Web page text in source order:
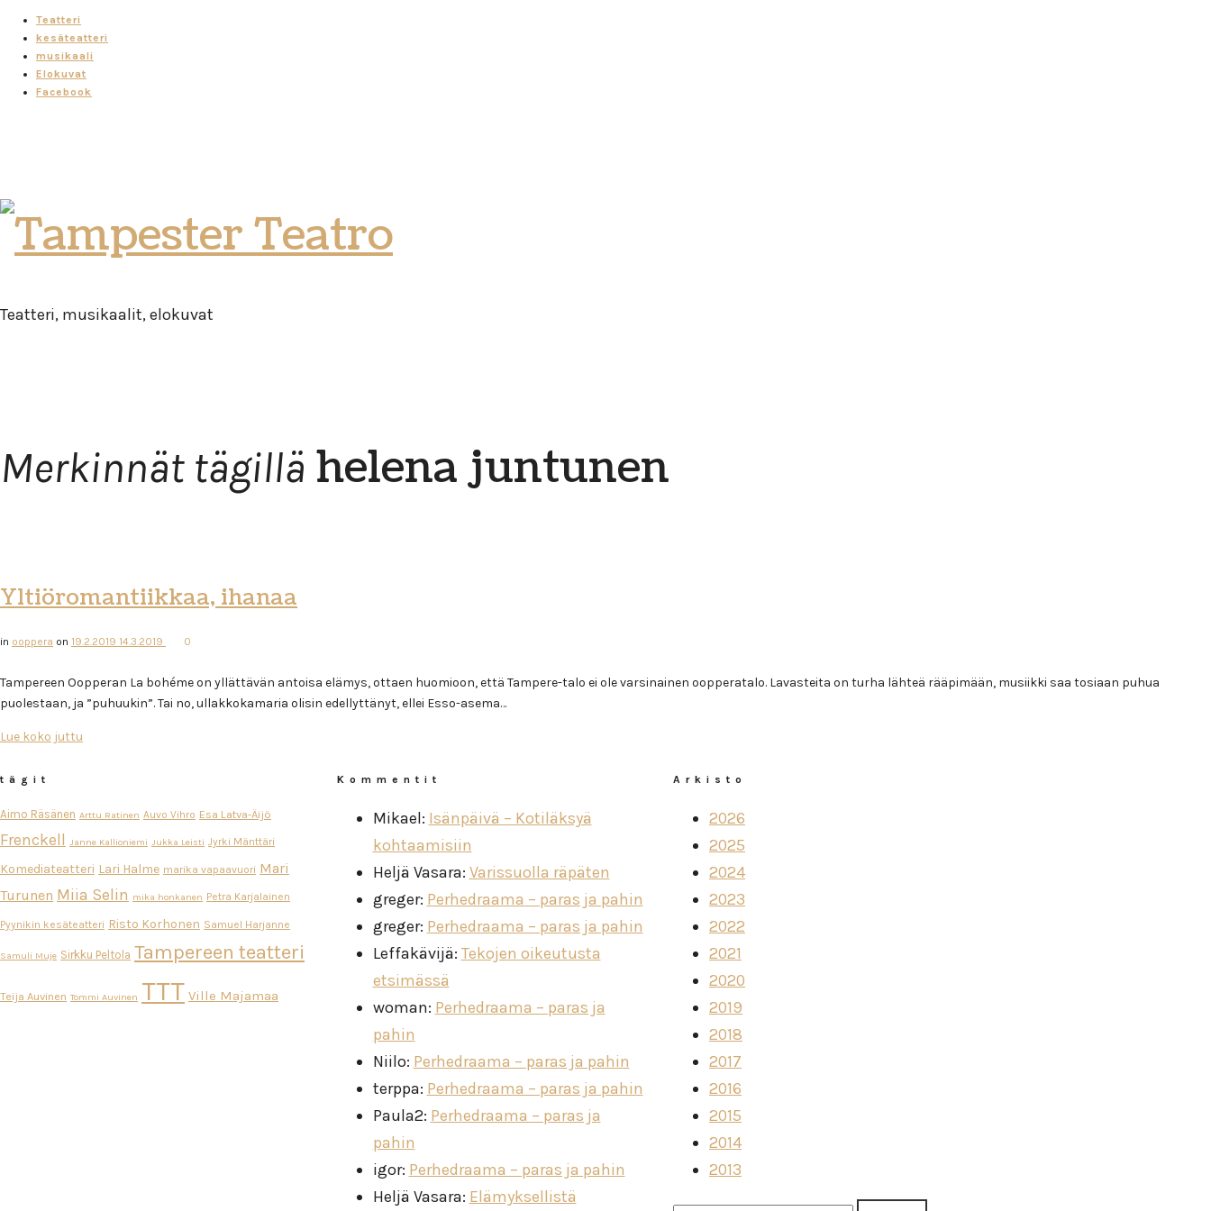
Teatteri
kesäteatteri
musikaali
Elokuvat
Facebook
Tampester
Teatro
Teatteri, musikaalit, elokuvat
Merkinnät tägillä helena juntunen
Yltiöromantiikkaa, ihanaa
in ooppera on 19.2.2019 14.3.2019 0
Tampereen Oopperan La bohéme on yllättävän antoisa elämys, ottaen huomioon, että Tampere-talo ei ole varsinainen oopperatalo. Lavasteita on turha lähteä rääpimään, musiikki saa tosiaan puhua
puolestaan, ja ”puhuukin”. Tai no, ullakkokamaria olisin edellyttänyt, ellei Esso-asema…
Lue koko juttu
tägit
Aimo Räsänen Arttu Ratinen Auvo Vihro Esa Latva-Äijö
Frenckell Janne Kallioniemi Jukka Leisti Jyrki Mänttäri
Komediateatteri Lari Halme marika vapaavuori Mari
Turunen Miia Selin mika honkanen Petra Karjalainen
Pyynikin kesäteatteri Risto Korhonen Samuel Harjanne
Samuli Muje Sirkku Peltola Tampereen teatteri
Teija Auvinen Tommi Auvinen TTT Ville Majamaa
Kommentit
Mikael: Isänpäivä – Kotiläksyä
kohtaamisiin
Heljä Vasara: Varissuolla räpäten
greger: Perhedraama – paras ja pahin
greger: Perhedraama – paras ja pahin
Leffakävijä: Tekojen oikeutusta
etsimässä
woman: Perhedraama – paras ja
pahin
Niilo: Perhedraama – paras ja pahin
terppa: Perhedraama – paras ja pahin
Paula2: Perhedraama – paras ja
pahin
igor: Perhedraama – paras ja pahin
Heljä Vasara: Elämyksellistä
Arkisto
2026
2025
2024
2023
2022
2021
2020
2019
2018
2017
2016
2015
2014
2013